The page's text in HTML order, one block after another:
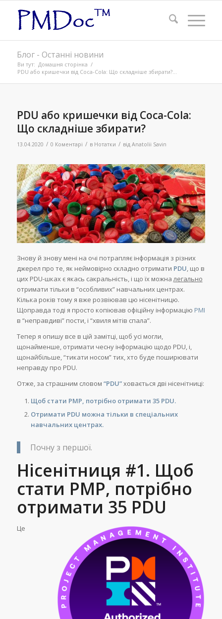
Блог - Останні новини
Ви тут: Домашня сторінка /
PDU або кришечки від Coca-Cola: Що складніше збирати?...
PDU або кришечки від Coca-Cola:
Що складніше збирати?
13.04.2020 / 0 Коментарі / в Нотатки / від Anatolii Savin
Знову й знову мені на очі потрапляє інформація з різних
джерел про те, як неймовірно складно отримати PDU, що в
цих PDU-шках є якась сакральність, і що їх можналегально
отримати тільки в “особливих” навчальних центрах.
Кілька років тому я вже розвіював цю нісенітницю.
Щоправда тоді я просто копіював офіційну інформацію PMI
в “неправдиві” пости, і “хвиля мітів спала”.
Тепер я опишу все в цій замітці, щоб усі могли,
щонайменше, отримати чесну інформацію щодо PDU, і,
щонайбільше, “тикати носом” тих, хто буде поширювати
неправду про PDU.
Отже, за страшним словом “PDU”ховається дві нісенітниці:
Щоб стати PMP, потрібно отримати 35 PDU.
Отримати PDU можна тільки в спеціальних
навчальних центрах.
Почну з першої.
Нісенітниця #1. Щоб
стати PMP, потрібно
отримати 35 PDU
Це